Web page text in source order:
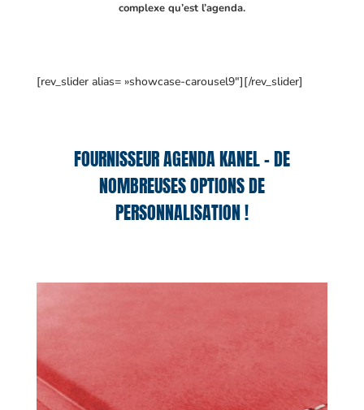
complexe qu’est l’agenda.
[rev_slider alias= »showcase-carousel9″][/rev_slider]
FOURNISSEUR AGENDA KANEL – DE
NOMBREUSES OPTIONS DE
PERSONNALISATION !